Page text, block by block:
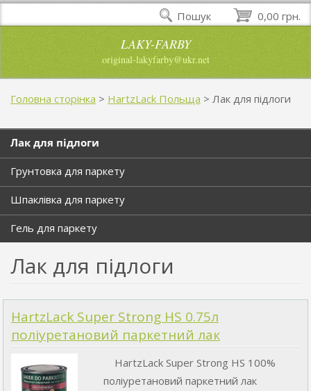
LAKY-FARBY
original-lakyfarby@ukr.net
Головна сторінка > HartzLack Польща > Лак для підлоги
Лак для підлоги
Грунтовка для паркету
Шпаклівка для паркету
Гель для паркету
Лак для підлоги
HartzLack Super Strong HS 0.75л
поліуретановий паркетний лак
HartzLack Super Strong HS 100%
поліуретановий паркетний лак
0,00 грн.
Пошук